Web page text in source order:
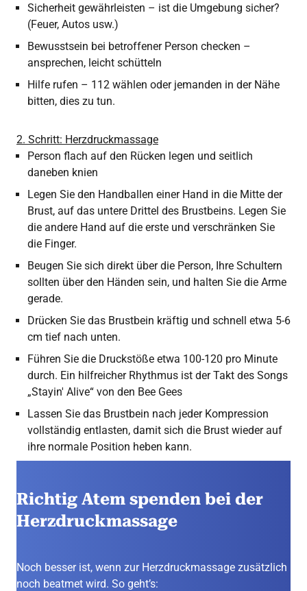
Sicherheit gewährleisten – ist die Umgebung sicher?
(Feuer, Autos usw.)
Bewusstsein bei betroffener Person checken –
ansprechen, leicht schütteln
Hilfe rufen – 112 wählen oder jemanden in der Nähe
bitten, dies zu tun.
2. Schritt: Herzdruckmassage
Person flach auf den Rücken legen und seitlich
daneben knien
Legen Sie den Handballen einer Hand in die Mitte der
Brust, auf das untere Drittel des Brustbeins. Legen Sie
die andere Hand auf die erste und verschränken Sie
die Finger.
Beugen Sie sich direkt über die Person, Ihre Schultern
sollten über den Händen sein, und halten Sie die Arme
gerade.
Drücken Sie das Brustbein kräftig und schnell etwa 5-6
cm tief nach unten.
Führen Sie die Druckstöße etwa 100-120 pro Minute
durch. Ein hilfreicher Rhythmus ist der Takt des Songs
„Stayin' Alive“ von den Bee Gees
Lassen Sie das Brustbein nach jeder Kompression
vollständig entlasten, damit sich die Brust wieder auf
ihre normale Position heben kann.
Richtig Atem spenden bei der
Herzdruckmassage
Noch besser ist, wenn zur Herzdruckmassage zusätzlich
noch beatmet wird. So geht’s: